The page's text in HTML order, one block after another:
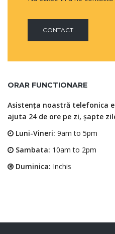
CONTACT
ORAR FUNCTIONARE
Asistența noastră telefonica
ajuta 24 de ore pe zi, șapte
Luni-Vineri: 9am to 5pm
Sambata: 10am to 2pm
Duminica: Inchis